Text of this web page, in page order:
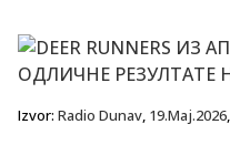
Izvor: Radio Dunav, 19.Maj.2026